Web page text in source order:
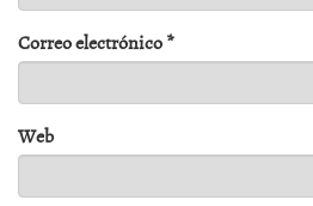
Correo electrónico*
Web